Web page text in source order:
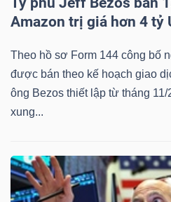
Amazon trị giá hơn 4 tỷ
Theo hồ sơ Form 144 công bố
được bán theo kế hoạch giao
ông Bezos thiết lập từ tháng
xung...